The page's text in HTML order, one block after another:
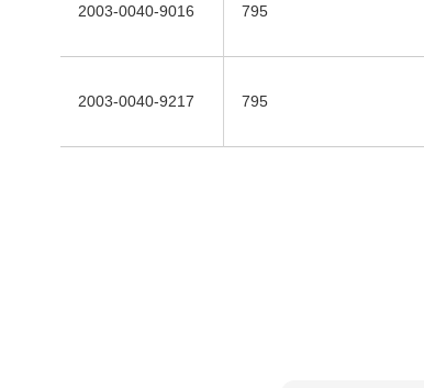
2003-0040-9016 795
2003-0040-9217 795